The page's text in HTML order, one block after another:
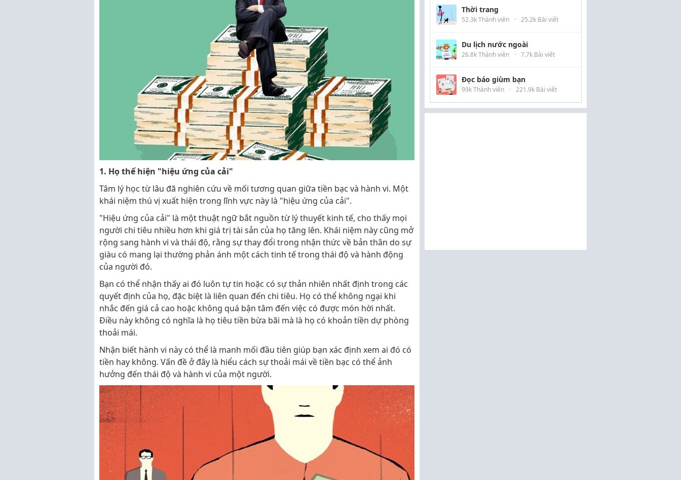
1. Họ thể hiện "hiệu ứng của cải"
Tâm lý học từ lâu đã nghiên cứu về mối tương quan giữa tiền bạc và hành vi. Một
khái niệm thú vị xuất hiện trong lĩnh vực này là "hiệu ứng của cải".
"Hiệu ứng của cải" là một thuật ngữ bắt nguồn từ lý thuyết kinh tế, cho thấy mọi
người chi tiêu nhiều hơn khi giá trị tài sản của họ tăng lên. Khái niệm này cũng mở
rộng sang hành vi và thái độ, rằng sự thay đổi trong nhận thức về bản thân do sự
giàu có mang lại thường phản ánh một cách tinh tế trong thái độ và hành động
của người đó.
Bạn có thể nhận thấy ai đó luôn tự tin hoặc có sự thản nhiên nhất định trong các
quyết định của họ, đặc biệt là liên quan đến chi tiêu. Họ có thể không ngại khi
nhắc đến giá cả cao hoặc không quá bận tâm đến việc có được món hời nhất.
Điều này không có nghĩa là họ tiêu tiền bừa bãi mà là họ có khoản tiền dự phòng
thoải mái.
Nhận biết hành vi này có thể là manh mối đầu tiên giúp bạn xác định xem ai đó có
tiền hay không. Vấn đề ở đây là hiểu cách sự thoải mái về tiền bạc có thể ảnh
hưởng đến thái độ và hành vi của một người.
Thời trang
52.3k Thành viên · 25.2k Bài viết
Du lịch nước ngoài
26.8k Thành viên · 7.7k Bài viết
Đọc báo giùm bạn
99k Thành viên · 221.9k Bài viết